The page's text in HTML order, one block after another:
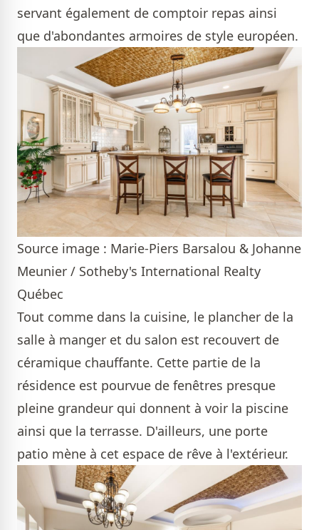
servant également de comptoir repas ainsi
que d'abondantes armoires de style européen.
Source image : Marie-Piers Barsalou & Johanne
Meunier / Sotheby's International Realty
Québec
Tout comme dans la cuisine, le plancher de la
salle à manger et du salon est recouvert de
céramique chauffante. Cette partie de la
résidence est pourvue de fenêtres presque
pleine grandeur qui donnent à voir la piscine
ainsi que la terrasse. D'ailleurs, une porte
patio mène à cet espace de rêve à l'extérieur.